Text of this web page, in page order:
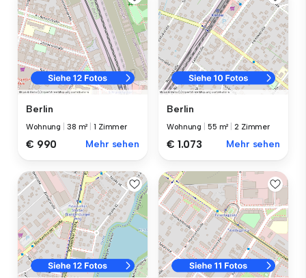
Berlin
Wohnung 38 m² |1 Zimmer
€ 990 Mehr sehen
Berlin
Wohnung 55 m² |2 Zimmer
€ 1.073 Mehr sehen